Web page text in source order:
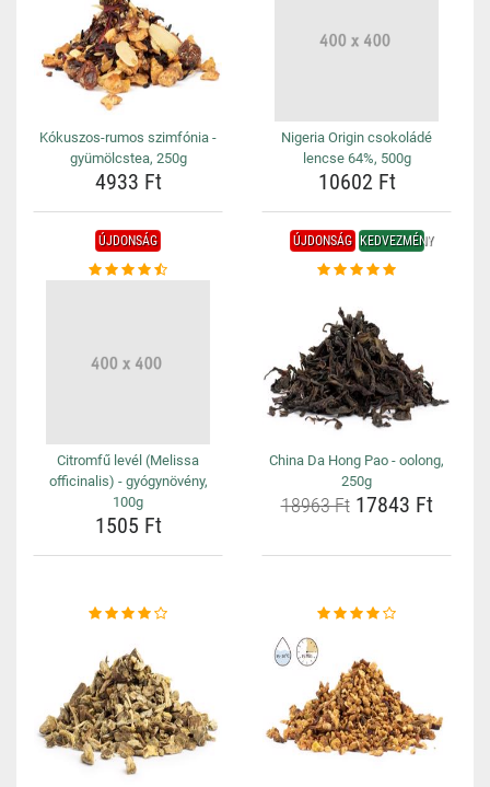
Kókuszos-rumos szimfónia -
gyümölcstea, 250g
4933 Ft
Nigeria Origin csokoládé
lencse 64%, 500g
10602 Ft
ÚJDONSÁG
Citromfű levél (Melissa
officinalis) - gyógynövény,
100g
1505 Ft
ÚJDONSÁG KEDVEZMÉNY
China Da Hong Pao - oolong,
250g
18963 Ft17843 Ft